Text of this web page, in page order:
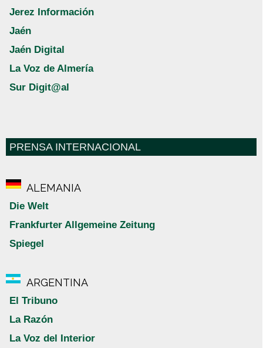
Jerez Información
Jaén
Jaén Digital
La Voz de Almería
Sur Digit@al
PRENSA INTERNACIONAL
ALEMANIA
Die Welt
Frankfurter Allgemeine Zeitung
Spiegel
ARGENTINA
El Tribuno
La Razón
La Voz del Interior